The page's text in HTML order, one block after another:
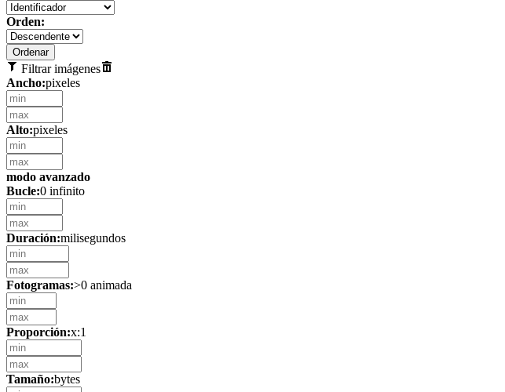
Orden:
Filtrar imágenes
Ancho:pixeles
Alto:pixeles
modo avanzado
Bucle:0 infinito
Duración:milisegundos
Fotogramas:>0 animada
Proporción:x:1
Tamaño:bytes